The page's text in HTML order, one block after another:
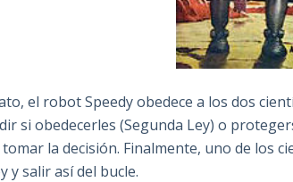
el robot Speedy obedece a los dos
si obedecerles (Segunda Ley) o
la decisión. Finalmente, uno de los
y salir así del bucle.